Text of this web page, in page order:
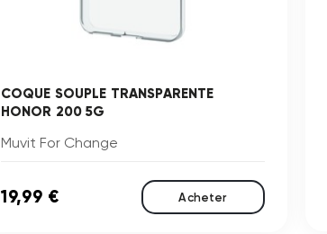
COQUE SOUPLE TRANSPARENTE
HONOR 200 5G
Muvit For Change
19,99 € Acheter